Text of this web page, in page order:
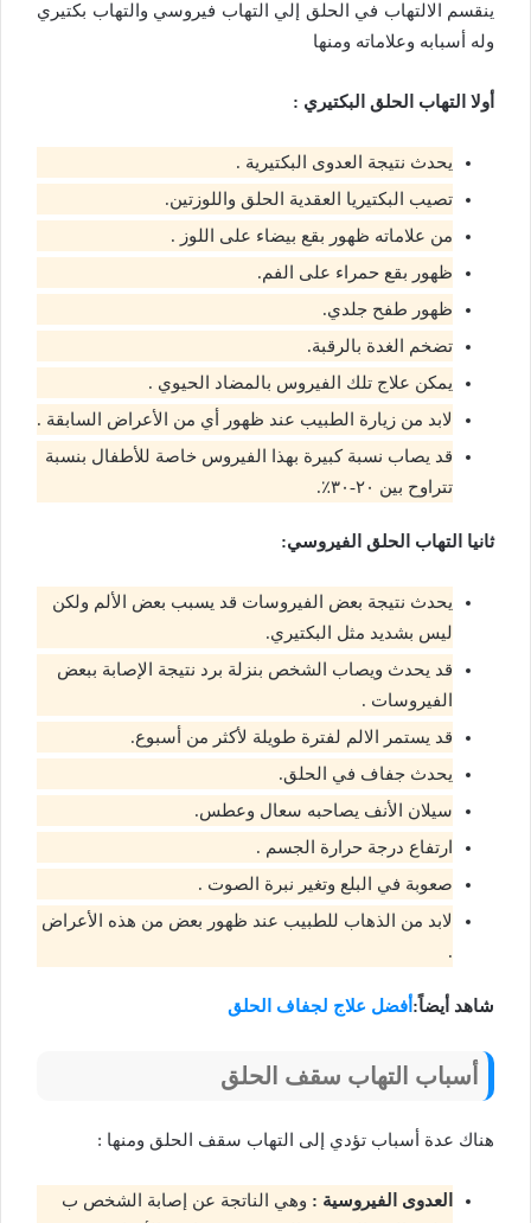
ينقسم الالتهاب في الحلق إلي التهاب فيروسي والتهاب بكتيري
وله أسبابه وعلاماته ومنها
أولا التهاب الحلق البكتيري :
يحدث نتيجة العدوى البكتيرية .
تصيب البكتيريا العقدية الحلق واللوزتين.
من علاماته ظهور بقع بيضاء على اللوز .
ظهور بقع حمراء على الفم.
ظهور طفح جلدي.
تضخم الغدة بالرقبة.
يمكن علاج تلك الفيروس بالمضاد الحيوي .
لابد من زيارة الطبيب عند ظهور أي من الأعراض السابقة .
قد يصاب نسبة كبيرة بهذا الفيروس خاصة للأطفال بنسبة
تتراوح بين ٢٠-٣٠٪.
ثانيا التهاب الحلق الفيروسي:
يحدث نتيجة بعض الفيروسات قد يسبب بعض الألم ولكن
ليس بشديد مثل البكتيري.
قد يحدث ويصاب الشخص بنزلة برد نتيجة الإصابة ببعض
الفيروسات .
قد يستمر الالم لفترة طويلة لأكثر من أسبوع.
يحدث جفاف في الحلق.
سيلان الأنف يصاحبه سعال وعطس.
ارتفاع درجة حرارة الجسم .
صعوبة في البلع وتغير نبرة الصوت .
لابد من الذهاب للطبيب عند ظهور بعض من هذه الأعراض
.
شاهد أيضاً: أفضل علاج لجفاف الحلق
أسباب التهاب سقف الحلق
هناك عدة أسباب تؤدي إلى التهاب سقف الحلق ومنها :
العدوى الفيروسية : وهي الناتجة عن إصابة الشخص ب